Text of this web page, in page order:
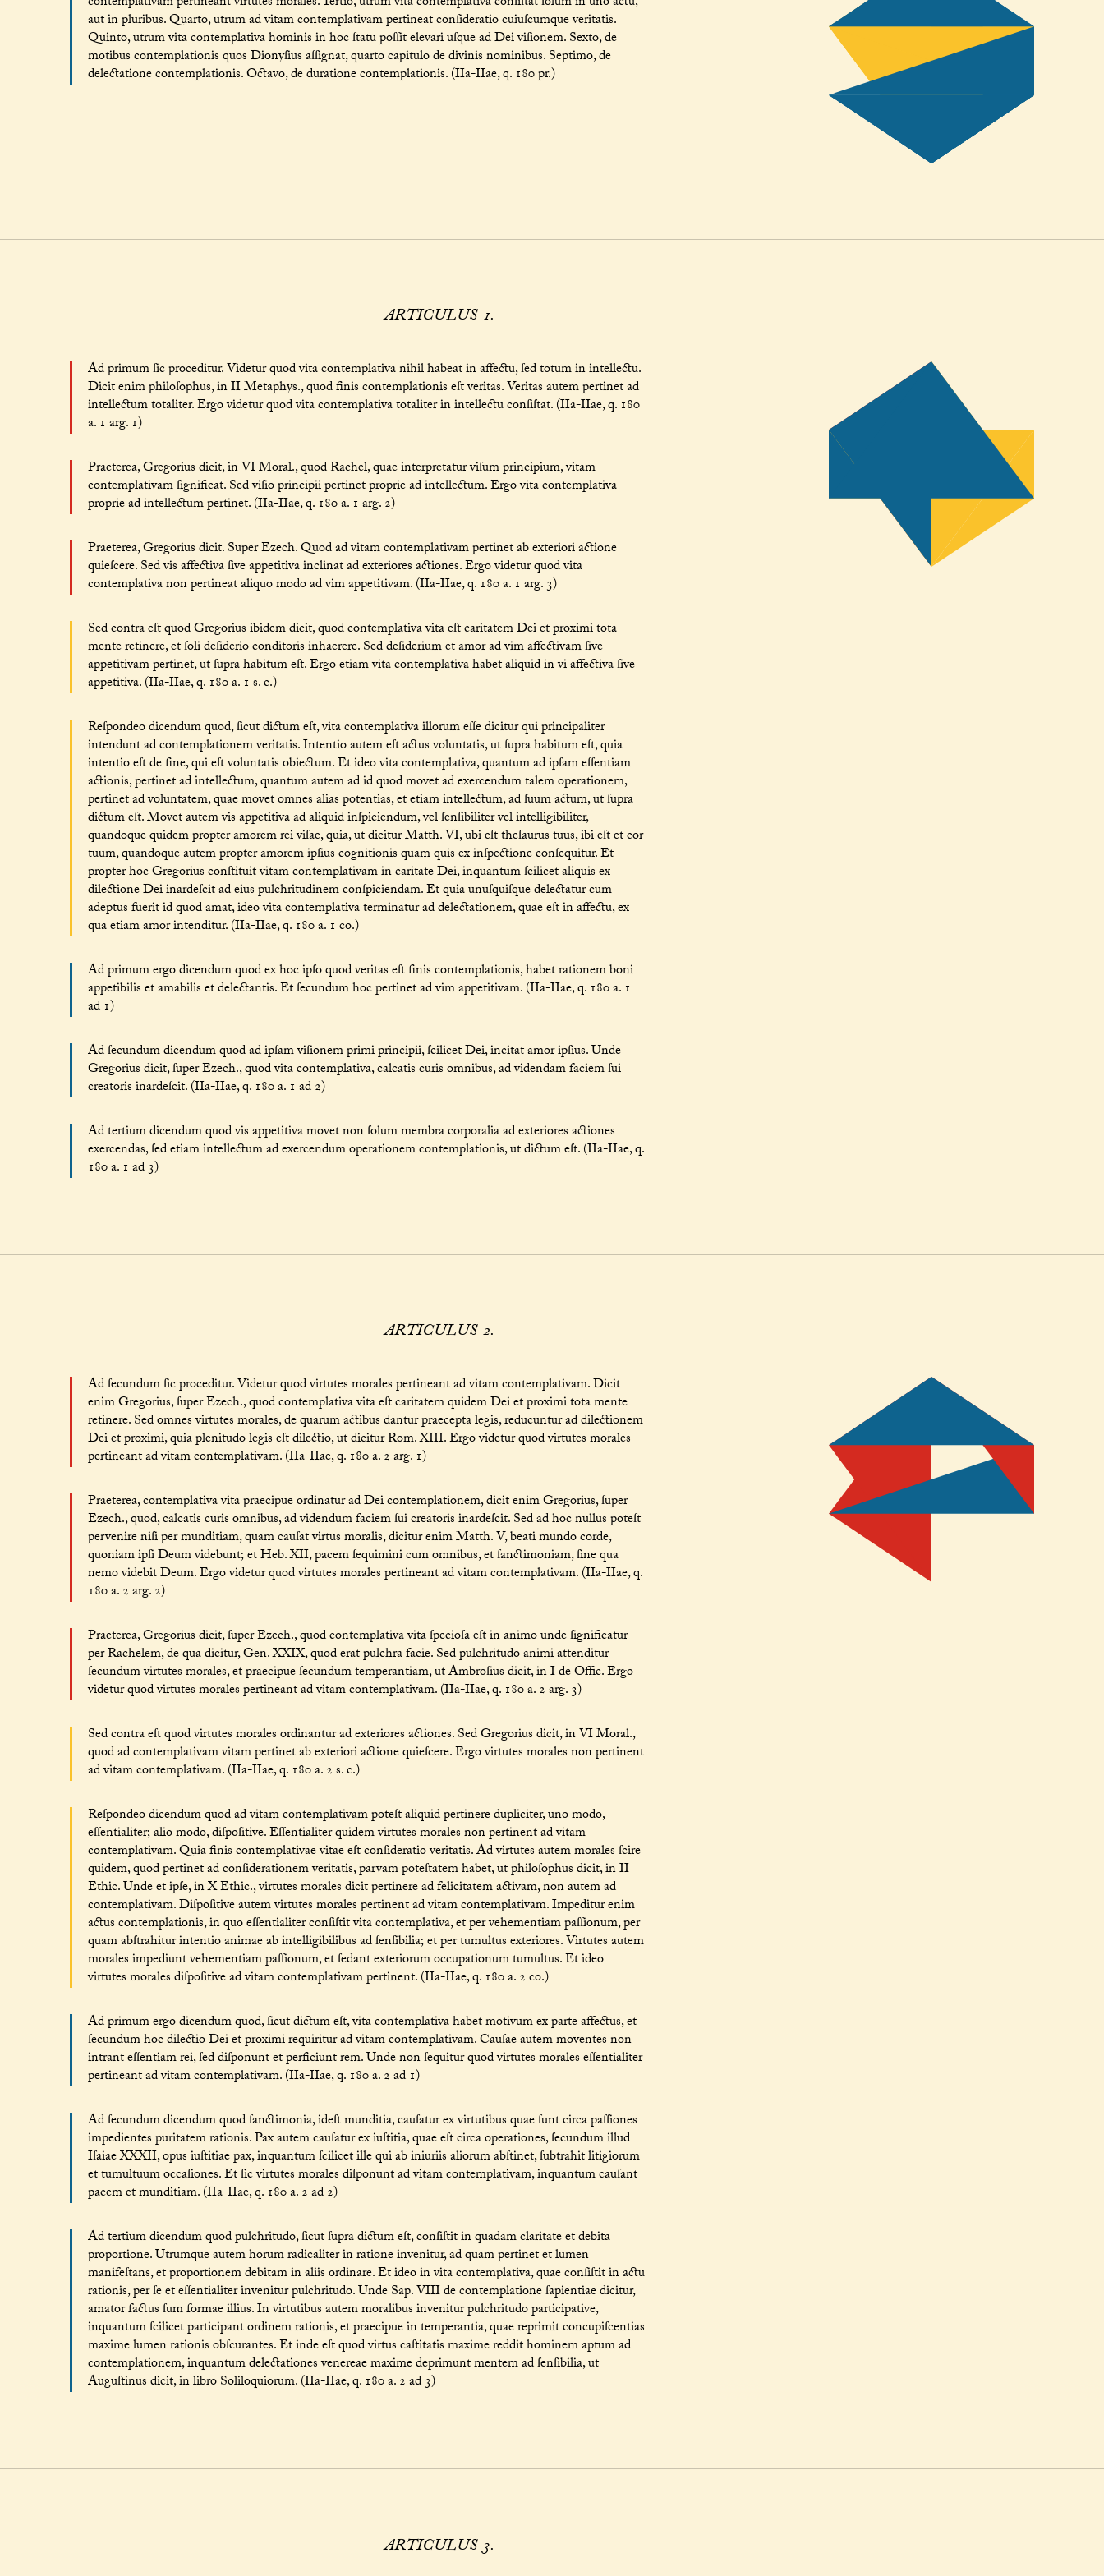
aut in pluribus. Quarto, utrum ad vitam contemplativam pertineat conſideratio cuiuſcumque veritatis.
Quinto, utrum vita contemplativa hominis in hoc ſtatu poſſit elevari uſque ad Dei viſionem. Sexto, de
motibus contemplationis quos Dionyſius aſſignat, quarto capitulo de divinis nominibus. Septimo, de
delectatione contemplationis. Octavo, de duratione contemplationis. (IIa-IIae, q. 180 pr.)
ARTICULUS 1.
Ad primum ſic proceditur. Videtur quod vita contemplativa nihil habeat in affectu, ſed totum in intellectu.
Dicit enim philoſophus, in II Metaphys., quod finis contemplationis eſt veritas. Veritas autem pertinet ad
intellectum totaliter. Ergo videtur quod vita contemplativa totaliter in intellectu conſiſtat. (IIa-IIae, q. 180
a. 1 arg. 1)
Praeterea, Gregorius dicit, in VI Moral., quod Rachel, quae interpretatur viſum principium, vitam
contemplativam ſignificat. Sed viſio principii pertinet proprie ad intellectum. Ergo vita contemplativa
proprie ad intellectum pertinet. (IIa-IIae, q. 180 a. 1 arg. 2)
Praeterea, Gregorius dicit. Super Ezech. Quod ad vitam contemplativam pertinet ab exteriori actione
quieſcere. Sed vis affectiva ſive appetitiva inclinat ad exteriores actiones. Ergo videtur quod vita
contemplativa non pertineat aliquo modo ad vim appetitivam. (IIa-IIae, q. 180 a. 1 arg. 3)
Sed contra eſt quod Gregorius ibidem dicit, quod contemplativa vita eſt caritatem Dei et proximi tota
mente retinere, et ſoli deſiderio conditoris inhaerere. Sed deſiderium et amor ad vim affectivam ſive
appetitivam pertinet, ut ſupra habitum eſt. Ergo etiam vita contemplativa habet aliquid in vi affectiva ſive
appetitiva. (IIa-IIae, q. 180 a. 1 s. c.)
Reſpondeo dicendum quod, ſicut dictum eſt, vita contemplativa illorum eſſe dicitur qui principaliter
intendunt ad contemplationem veritatis. Intentio autem eſt actus voluntatis, ut ſupra habitum eſt, quia
intentio eſt de fine, qui eſt voluntatis obiectum. Et ideo vita contemplativa, quantum ad ipſam eſſentiam
actionis, pertinet ad intellectum, quantum autem ad id quod movet ad exercendum talem operationem,
pertinet ad voluntatem, quae movet omnes alias potentias, et etiam intellectum, ad ſuum actum, ut ſupra
dictum eſt. Movet autem vis appetitiva ad aliquid inſpiciendum, vel ſenſibiliter vel intelligibiliter,
quandoque quidem propter amorem rei viſae, quia, ut dicitur Matth. VI, ubi eſt theſaurus tuus, ibi eſt et cor
tuum, quandoque autem propter amorem ipſius cognitionis quam quis ex inſpectione conſequitur. Et
propter hoc Gregorius conſtituit vitam contemplativam in caritate Dei, inquantum ſcilicet aliquis ex
dilectione Dei inardeſcit ad eius pulchritudinem conſpiciendam. Et quia unuſquiſque delectatur cum
adeptus fuerit id quod amat, ideo vita contemplativa terminatur ad delectationem, quae eſt in affectu, ex
qua etiam amor intenditur. (IIa-IIae, q. 180 a. 1 co.)
Ad primum ergo dicendum quod ex hoc ipſo quod veritas eſt finis contemplationis, habet rationem boni
appetibilis et amabilis et delectantis. Et ſecundum hoc pertinet ad vim appetitivam. (IIa-IIae, q. 180 a. 1
ad 1)
Ad ſecundum dicendum quod ad ipſam viſionem primi principii, ſcilicet Dei, incitat amor ipſius. Unde
Gregorius dicit, ſuper Ezech., quod vita contemplativa, calcatis curis omnibus, ad videndam faciem ſui
creatoris inardeſcit. (IIa-IIae, q. 180 a. 1 ad 2)
Ad tertium dicendum quod vis appetitiva movet non ſolum membra corporalia ad exteriores actiones
exercendas, ſed etiam intellectum ad exercendum operationem contemplationis, ut dictum eſt. (IIa-IIae, q.
180 a. 1 ad 3)
ARTICULUS 2.
Ad ſecundum ſic proceditur. Videtur quod virtutes morales pertineant ad vitam contemplativam. Dicit
enim Gregorius, ſuper Ezech., quod contemplativa vita eſt caritatem quidem Dei et proximi tota mente
retinere. Sed omnes virtutes morales, de quarum actibus dantur praecepta legis, reducuntur ad dilectionem
Dei et proximi, quia plenitudo legis eſt dilectio, ut dicitur Rom. XIII. Ergo videtur quod virtutes morales
pertineant ad vitam contemplativam. (IIa-IIae, q. 180 a. 2 arg. 1)
Praeterea, contemplativa vita praecipue ordinatur ad Dei contemplationem, dicit enim Gregorius, ſuper
Ezech., quod, calcatis curis omnibus, ad videndum faciem ſui creatoris inardeſcit. Sed ad hoc nullus poteſt
pervenire niſi per munditiam, quam cauſat virtus moralis, dicitur enim Matth. V, beati mundo corde,
quoniam ipſi Deum videbunt; et Heb. XII, pacem ſequimini cum omnibus, et ſanctimoniam, ſine qua
nemo videbit Deum. Ergo videtur quod virtutes morales pertineant ad vitam contemplativam. (IIa-IIae, q.
180 a. 2 arg. 2)
Praeterea, Gregorius dicit, ſuper Ezech., quod contemplativa vita ſpecioſa eſt in animo unde ſignificatur
per Rachelem, de qua dicitur, Gen. XXIX, quod erat pulchra facie. Sed pulchritudo animi attenditur
ſecundum virtutes morales, et praecipue ſecundum temperantiam, ut Ambroſius dicit, in I de Offic. Ergo
videtur quod virtutes morales pertineant ad vitam contemplativam. (IIa-IIae, q. 180 a. 2 arg. 3)
Sed contra eſt quod virtutes morales ordinantur ad exteriores actiones. Sed Gregorius dicit, in VI Moral.,
quod ad contemplativam vitam pertinet ab exteriori actione quieſcere. Ergo virtutes morales non pertinent
ad vitam contemplativam. (IIa-IIae, q. 180 a. 2 s. c.)
Reſpondeo dicendum quod ad vitam contemplativam poteſt aliquid pertinere dupliciter, uno modo,
eſſentialiter; alio modo, diſpoſitive. Eſſentialiter quidem virtutes morales non pertinent ad vitam
contemplativam. Quia finis contemplativae vitae eſt conſideratio veritatis. Ad virtutes autem morales ſcire
quidem, quod pertinet ad conſiderationem veritatis, parvam poteſtatem habet, ut philoſophus dicit, in II
Ethic. Unde et ipſe, in X Ethic., virtutes morales dicit pertinere ad felicitatem activam, non autem ad
contemplativam. Diſpoſitive autem virtutes morales pertinent ad vitam contemplativam. Impeditur enim
actus contemplationis, in quo eſſentialiter conſiſtit vita contemplativa, et per vehementiam paſſionum, per
quam abſtrahitur intentio animae ab intelligibilibus ad ſenſibilia; et per tumultus exteriores. Virtutes autem
morales impediunt vehementiam paſſionum, et ſedant exteriorum occupationum tumultus. Et ideo
virtutes morales diſpoſitive ad vitam contemplativam pertinent. (IIa-IIae, q. 180 a. 2 co.)
Ad primum ergo dicendum quod, ſicut dictum eſt, vita contemplativa habet motivum ex parte affectus, et
ſecundum hoc dilectio Dei et proximi requiritur ad vitam contemplativam. Cauſae autem moventes non
intrant eſſentiam rei, ſed diſponunt et perficiunt rem. Unde non ſequitur quod virtutes morales eſſentialiter
pertineant ad vitam contemplativam. (IIa-IIae, q. 180 a. 2 ad 1)
Ad ſecundum dicendum quod ſanctimonia, ideſt munditia, cauſatur ex virtutibus quae ſunt circa paſſiones
impedientes puritatem rationis. Pax autem cauſatur ex iuſtitia, quae eſt circa operationes, ſecundum illud
Iſaiae XXXII, opus iuſtitiae pax, inquantum ſcilicet ille qui ab iniuriis aliorum abſtinet, ſubtrahit litigiorum
et tumultuum occaſiones. Et ſic virtutes morales diſponunt ad vitam contemplativam, inquantum cauſant
pacem et munditiam. (IIa-IIae, q. 180 a. 2 ad 2)
Ad tertium dicendum quod pulchritudo, ſicut ſupra dictum eſt, conſiſtit in quadam claritate et debita
proportione. Utrumque autem horum radicaliter in ratione invenitur, ad quam pertinet et lumen
manifeſtans, et proportionem debitam in aliis ordinare. Et ideo in vita contemplativa, quae conſiſtit in actu
rationis, per ſe et eſſentialiter invenitur pulchritudo. Unde Sap. VIII de contemplatione ſapientiae dicitur,
amator factus ſum formae illius. In virtutibus autem moralibus invenitur pulchritudo participative,
inquantum ſcilicet participant ordinem rationis, et praecipue in temperantia, quae reprimit concupiſcentias
maxime lumen rationis obſcurantes. Et inde eſt quod virtus caſtitatis maxime reddit hominem aptum ad
contemplationem, inquantum delectationes venereae maxime deprimunt mentem ad ſenſibilia, ut
Auguſtinus dicit, in libro Soliloquiorum. (IIa-IIae, q. 180 a. 2 ad 3)
ARTICULUS 3.